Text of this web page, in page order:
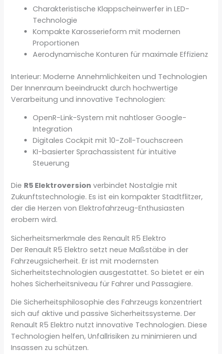
Charakteristische Klappscheinwerfer in LED-
Technologie
Kompakte Karosserieform mit modernen
Proportionen
Aerodynamische Konturen für maximale Effizienz
Interieur: Moderne Annehmlichkeiten und Technologien
Der Innenraum beeindruckt durch hochwertige
Verarbeitung und innovative Technologien:
OpenR-Link-System mit nahtloser Google-
Integration
Digitales Cockpit mit 10-Zoll-Touchscreen
KI-basierter Sprachassistent für intuitive
Steuerung
Die R5 Elektroversion verbindet Nostalgie mit
Zukunftstechnologie. Es ist ein kompakter Stadtflitzer,
der die Herzen von Elektrofahrzeug-Enthusiasten
erobern wird.
Sicherheitsmerkmale des Renault R5 Elektro
Der Renault R5 Elektro setzt neue Maßstäbe in der
Fahrzeugsicherheit. Er ist mit modernsten
Sicherheitstechnologien ausgestattet. So bietet er ein
hohes Sicherheitsniveau für Fahrer und Passagiere.
Die Sicherheitsphilosophie des Fahrzeugs konzentriert
sich auf aktive und passive Sicherheitssysteme. Der
Renault R5 Elektro nutzt innovative Technologien. Diese
Technologien helfen, Unfallrisiken zu minimieren und
Insassen zu schützen.